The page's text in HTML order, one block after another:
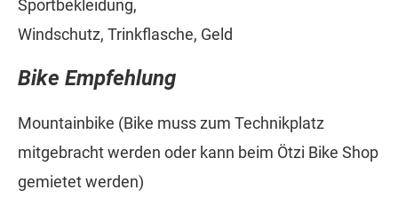
Sportbekleidung,
Windschutz, Trinkflasche, Geld
Bike Empfehlung
Mountainbike (Bike muss zum Technikplatz
mitgebracht werden oder kann beim Ötzi Bike Shop
gemietet werden)